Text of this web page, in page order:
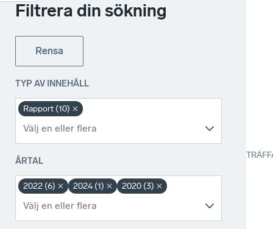
Filtrera din sökning
Rensa
TYP AV INNEHÅLL
Rapport (10)
ÅRTAL
2022 (6) 2024 (1) 2020 (3)